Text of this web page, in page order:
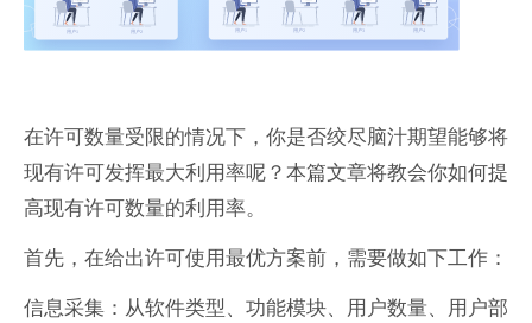
在许可数量受限的情况下，你是否绞尽脑汁期望能够将
现有许可发挥最大利用率呢？本篇文章将教会你如何提
高现有许可数量的利用率。
首先，在给出许可使用最优方案前，需要做如下工作：
信息采集：从软件类型、功能模块、用户数量、用户部